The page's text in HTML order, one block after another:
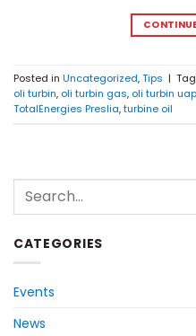
Posted in Uncategorized,Tips |
oli turbin, oli turbin gas, oli turbin uap
TotalEnergies Preslia,turbine oil
CATEGORIES
Events
News